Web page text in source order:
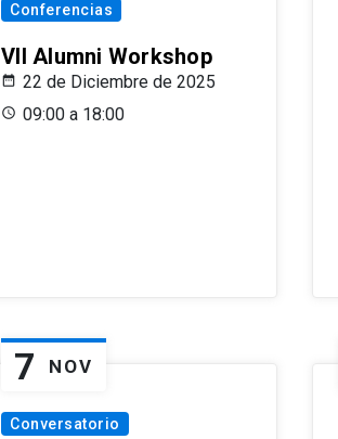
Conferencias
VII Alumni Workshop
22 de Diciembre de 2025
09:00 a 18:00
7 NOV
Conversatorio